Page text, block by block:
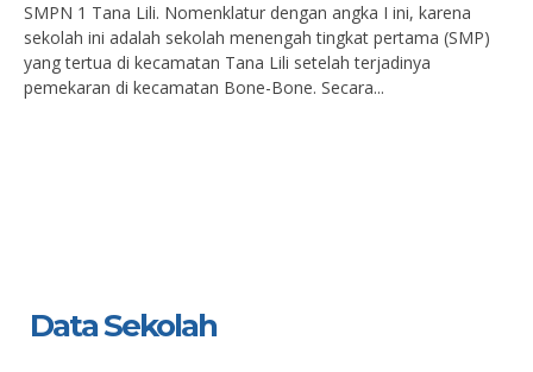
SMPN 1 Tana Lili. Nomenklatur dengan angka I ini, karena
sekolah ini adalah sekolah menengah tingkat pertama (SMP)
yang tertua di kecamatan Tana Lili setelah terjadinya
pemekaran di kecamatan Bone-Bone. Secara...
Data Sekolah